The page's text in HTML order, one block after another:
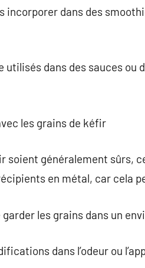
incorporer dans des
utilisés dans des sauces
les grains de kéfir
soient généralement sûrs,
en métal, car cela
les grains dans un
dans l’odeur ou